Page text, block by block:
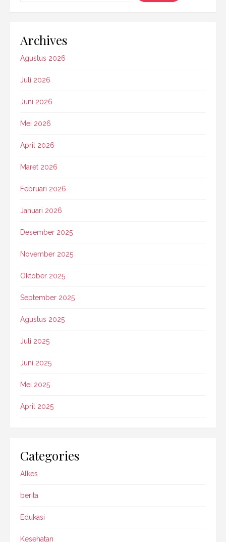
Archives
Agustus 2026
Juli 2026
Juni 2026
Mei 2026
April 2026
Maret 2026
Februari 2026
Januari 2026
Desember 2025
November 2025
Oktober 2025
September 2025
Agustus 2025
Juli 2025
Juni 2025
Mei 2025
April 2025
Categories
Alkes
berita
Edukasi
Kesehatan